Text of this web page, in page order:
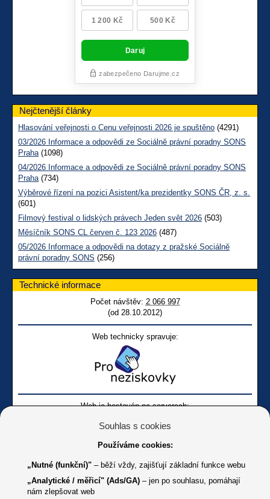
Nejčtenější články
Hlasování veřejnosti o Cenu veřejnosti 2026 je spuštěno (4291)
03/2026 Informace a odpovědi ze Sociálně právní poradny SONS
Praha(1098)
04/2026 Informace a odpovědi ze Sociálně právní poradny SONS
Praha(734)
Výběrové řízení na pozici Asistent/ka prezidentky SONS ČR, z. s.
(601)
Filmový festival o lidských právech Jeden svět 2026 (503)
Měsíčník SONS CL červen č. 123 2026 (487)
05/2026 Informace a odpovědi na dotazy z pražské Sociálně
právní poradny SONS (256)
Technické informace
Počet návštěv: 2 066 997
(od 28.10.2012)
Web technicky spravuje:
Web je hostován na serverech:
Souhlas s cookies
Používáme cookies:
„Nutné (funkční)" – běží vždy, zajišťují základní funkce webu
„Analytické / měřicí" (Ads/GA) – jen po souhlasu, pomáhají
nám zlepšovat web